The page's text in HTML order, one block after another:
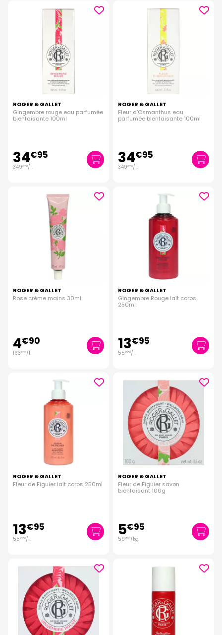
ROGER & GALLET
Gingembre rouge eau parfumée
bienfaisante 100ml
34€95
349€50/l.
ROGER & GALLET
Fleur d'Osmanthus eau
parfumée bienfaisante 100ml
34€95
349€50/l.
ROGER & GALLET
Rose crème mains 30ml
4€90
163€33/l.
ROGER & GALLET
Gingembre Rouge lait corps
250ml
13€95
55€80/l.
ROGER & GALLET
Fleur de Figuier lait corps 250ml
13€95
55€80/l.
ROGER & GALLET
Fleur de Figuier savon
bienfaisant 100g
5€95
59€50/kg